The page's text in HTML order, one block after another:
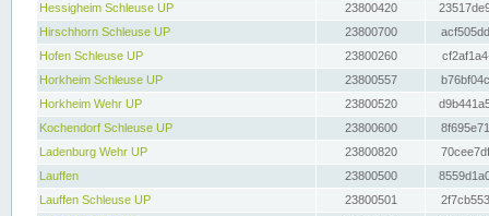
Hessigheim Schleuse UP
23800420
Hirschhorn Schleuse UP
23800700
Hofen Schleuse UP
23800260
Horkheim Schleuse UP
23800557
Horkheim Wehr UP
23800520
Kochendorf Schleuse UP
23800600
Ladenburg Wehr UP
23800820
Lauffen
23800500
Lauffen Schleuse UP
23800501